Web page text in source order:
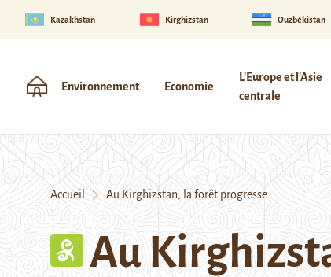
Kazakhstan Kirghizstan Ouzbékistan
Environnement Economie
L'Europe et l'Asie
centrale
Accueil Au Kirghizstan, la forêt progresse
Au